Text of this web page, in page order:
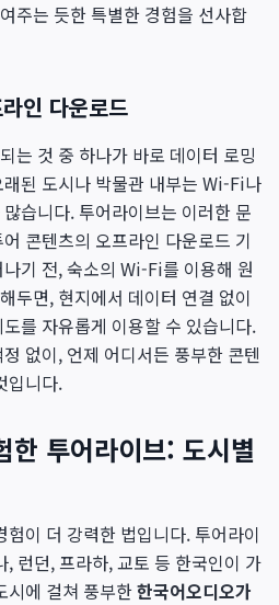
주는 듯한 특별한 경험을 선사합
인 다운로드
는 것 중 하나가 바로 데이터 로밍
된 도시나 박물관 내부는 Wi-Fi나
습니다. 투어라이브는 이러한 문
콘텐츠의 오프라인 다운로드 기
기 전, 숙소의 Wi-Fi를 이용해 원
두면, 현지에서 데이터 연결 없이
를 자유롭게 이용할 수 있습니다.
없이, 언제 어디서든 풍부한 콘텐
입니다.
한 투어라이브: 도시별
이 더 강력한 법입니다. 투어라이
런던, 프라하, 교토 등 한국인이 가
시에 걸쳐 풍부한한국어오디오가